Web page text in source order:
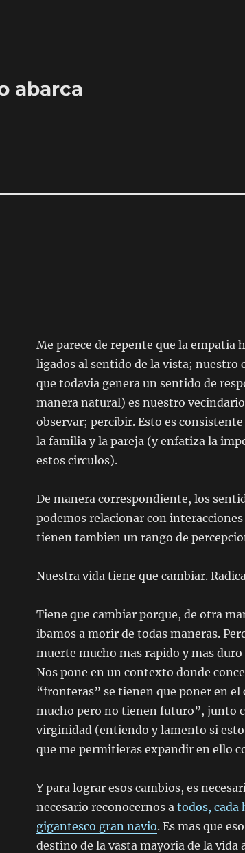
abarca
Me parece de repente que la empatia
ligados al sentido de la vista; nuestro
que todavia genera un sentido de
manera natural) es nuestro
observar; percibir. Esto es
la familia y la pareja (y enfatiza la
estos circulos).
De manera correspondiente, los
podemos relacionar con
tienen tambien un rango de
Nuestra vida tiene que cambiar.
Tiene que cambiar porque, de otra
ibamos a morir de todas maneras.
muerte mucho mas rapido y mas
Nos pone en un contexto donde
“fronteras” se tienen que poner en
mucho pero no tienen futuro”, junto
virginidad (entiendo y lamento si
que me permitieras expandir en ello
Y para lograr esos cambios, es
necesario reconocernos a todos, cada
gigantesco gran navio. Es mas que
destino de la vasta mayoria de la